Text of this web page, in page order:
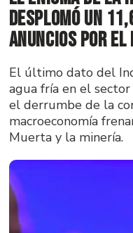
desplomó un
anuncios por el
El último dato del
agua fría en el
el derrumbe de la
macroeconomía
Muerta y la minería.